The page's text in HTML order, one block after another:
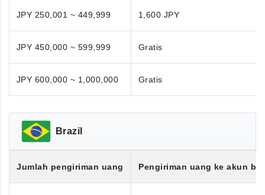
JPY 250,001 ~ 449,999 1,600 JPY
JPY 450,000 ~ 599,999 Gratis
JPY 600,000 ~ 1,000,000 Gratis
Brazil
Jumlah pengiriman uang Pengiriman uang ke akun